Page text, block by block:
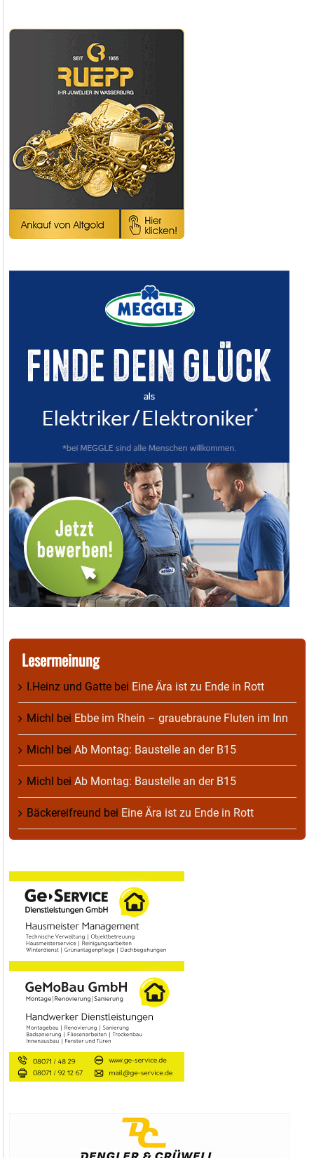
Lesermeinung
I.Heinz und Gatte bei Eine Ära ist zu Ende in Rott
Michl bei Ebbe im Rhein – grauebraune Fluten im Inn
Michl bei Ab Montag: Baustelle an der B15
Michl bei Ab Montag: Baustelle an der B15
Bäckereifreund bei Eine Ära ist zu Ende in Rott